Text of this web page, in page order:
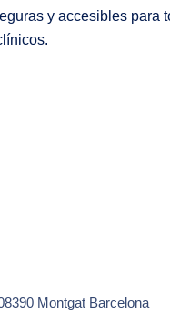
y accesibles para
Montgat Barcelona